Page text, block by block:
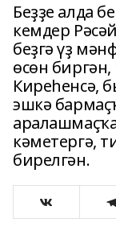
Беҙҙе алда
кемдер
беҙгә үҙ
өсөн
Киреһенсә,
эшкә
кәметергә,
бирелгән.